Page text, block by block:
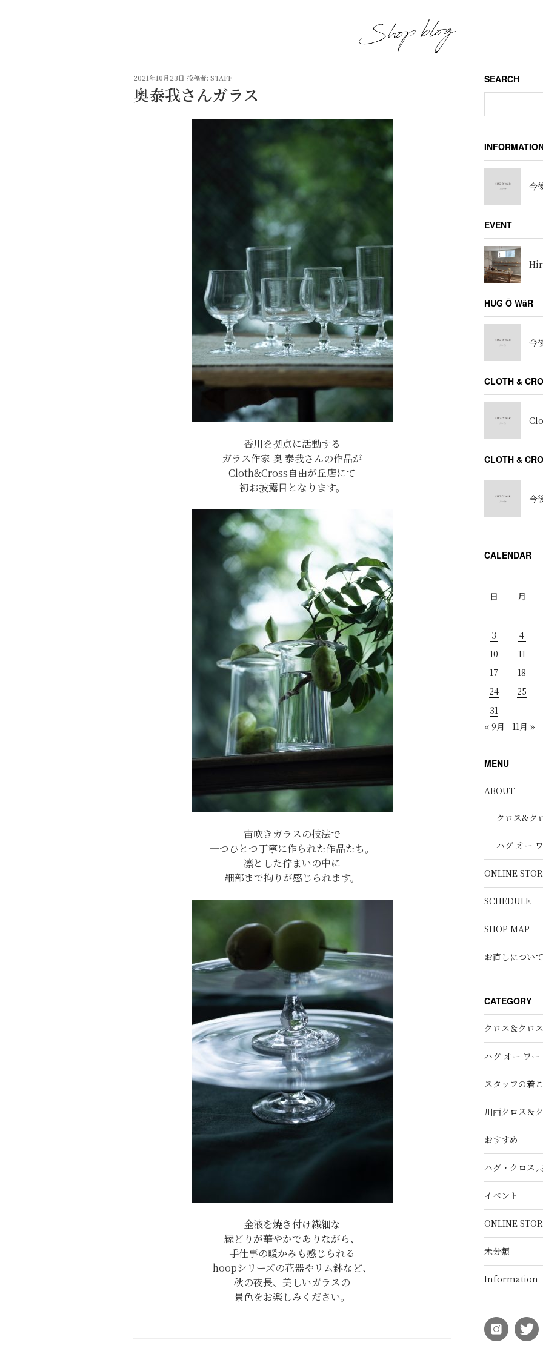
投
日:
2021年10月23日 投稿者: STAFF
奥泰我さんガラス
香川を拠点に活動する
ガラス作家 奥 泰我さんの作品が
Cloth&Cross自由が丘店にて
初お披露目となります。
宙吹きガラスの技法で
一つひとつ丁寧に作られた作品たち。
凛とした佇まいの中に
細部まで拘りが感じられます。
金液を焼き付け繊細な
縁どりが華やかでありながら、
手仕事の暖かみも感じられる
hoopシリーズの花器やリム鉢など、
秋の夜長、美しいガラスの
景色をお楽しみください。
SEARCH
今
EVENT
HUG Ō WäR
今
CLOTH &
CLOTH &
今
CALENDAR
日
月
3
4
10
11
17
18
24
25
31
« 9月
11月 »
MENU
ABOUT
クロス&ク
ハグ オー
ONLINE
SCHEDULE
SHOP MAP
お直しについて
CATEGORY
クロス＆クロス
ハグ オー ワー
スタッフの着
川西クロス＆
おすすめ
ハグ・クロス
イベント
ONLINE
未分類
Information